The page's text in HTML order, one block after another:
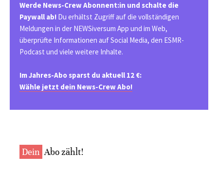
Werde News-Crew Abonnent:in und schalte die
Paywall ab! Du erhältst Zugriff auf die vollständigen
Meldungen in der NEWSiversum App und im Web,
überprüfte Informationen auf Social Media, den ESMR-
Podcast und viele weitere Inhalte.
Im Jahres-Abo sparst du aktuell 12 €:
Wähle jetzt dein News-Crew Abo!
Dein Abo zählt!